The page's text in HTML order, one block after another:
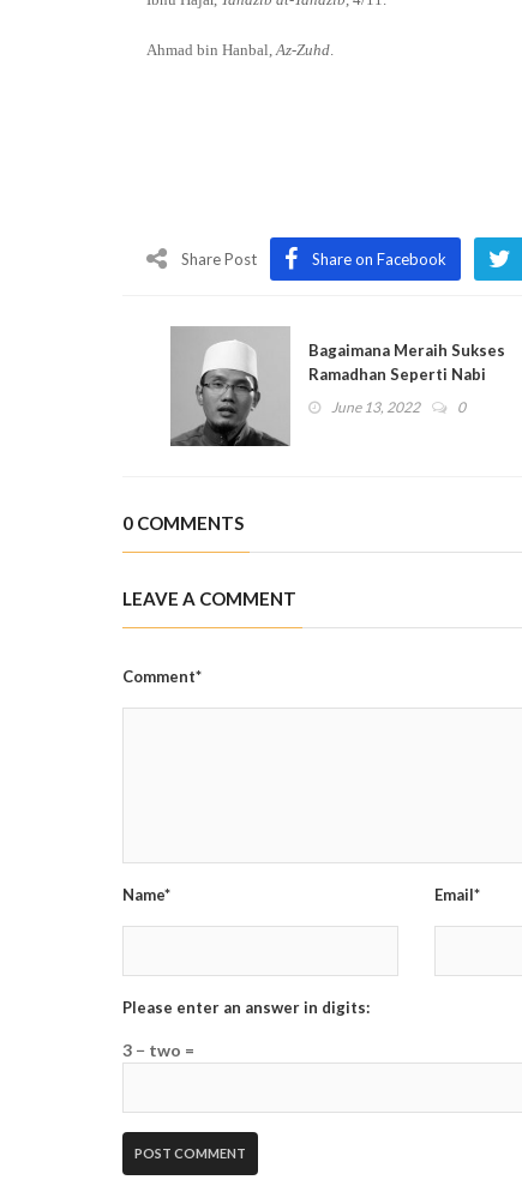
Ahmad bin Hanbal,Az-Zuhd.
Share Post Share on Facebook
Bagaimana Meraih Sukses
Ramadhan Seperti Nabi
saw.?June 13, 2022 0
0 COMMENTS
LEAVE A COMMENT
Comment*
Name* Email*
Please enter an answer in digits:
3 − two =